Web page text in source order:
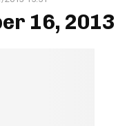
16, 2013